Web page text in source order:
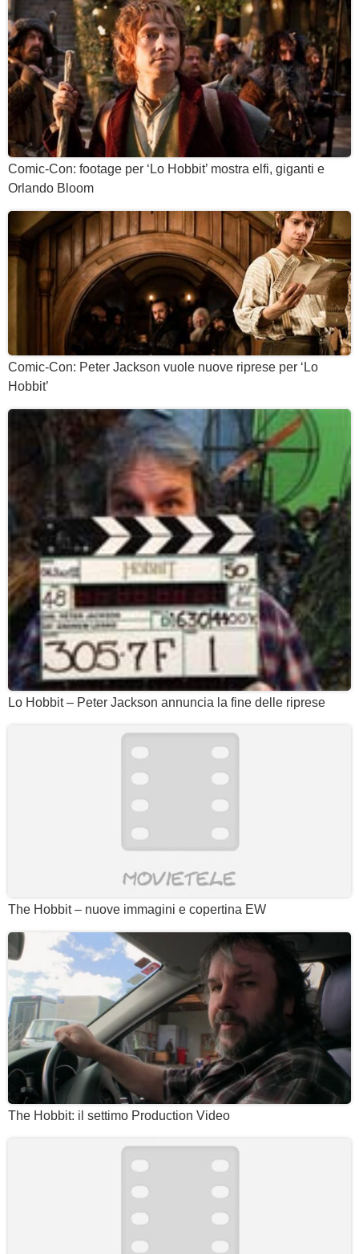
Comic-Con: footage per ‘Lo Hobbit’ mostra elfi, giganti e
Orlando Bloom
Comic-Con: Peter Jackson vuole nuove riprese per ‘Lo
Hobbit’
Lo Hobbit – Peter Jackson annuncia la fine delle riprese
The Hobbit – nuove immagini e copertina EW
The Hobbit: il settimo Production Video